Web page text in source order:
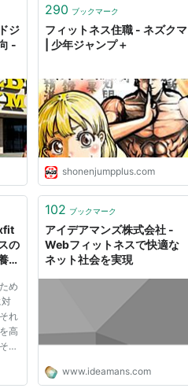
ジ
-
290 ブックマーク
フィットネス住職 - ネズクマ
| 少年ジャンプ＋
shonenjumpplus.com
の
情
め
れ
高
の
ら
102 ブックマーク
アイデアマンズ株式会社 -
Webフィットネスで快適な
ネット社会を実現
www.ideamans.com